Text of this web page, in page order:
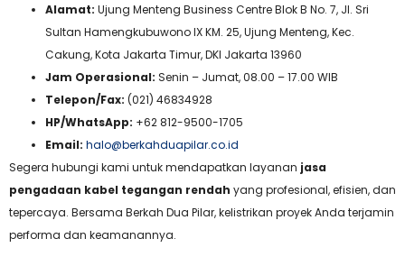
Alamat: Ujung Menteng Business Centre Blok B No. 7, Jl. Sri
Sultan Hamengkubuwono IX KM. 25, Ujung Menteng, Kec.
Cakung, Kota Jakarta Timur, DKI Jakarta 13960
Jam Operasional: Senin – Jumat, 08.00 – 17.00 WIB
Telepon/Fax: (021) 46834928
HP/WhatsApp: +62 812-9500-1705
Email: halo@berkahduapilar.co.id
Segera hubungi kami untuk mendapatkan layanan jasa
pengadaan kabel tegangan rendah yang profesional, efisien, dan
tepercaya. Bersama Berkah Dua Pilar, kelistrikan proyek Anda terjamin
performa dan keamanannya.